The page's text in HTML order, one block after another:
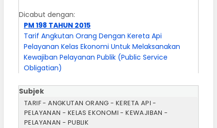
Dicabut dengan:
PM 198 TAHUN 2015
Tarif Angkutan Orang Dengan Kereta Api
Pelayanan Kelas Ekonomi Untuk Melaksanakan
Kewajiban Pelayanan Publik (Public Service
Obligatian)
Subjek
TARIF - ANGKUTAN ORANG - KERETA API -
PELAYANAN - KELAS EKONOMI - KEWAJIBAN -
PELAYANAN - PUBLIK